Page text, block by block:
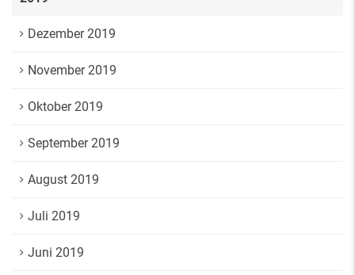
Dezember 2019
November 2019
Oktober 2019
September 2019
August 2019
Juli 2019
Juni 2019